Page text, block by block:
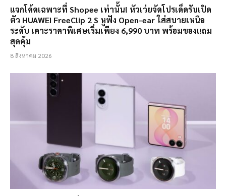
แจกโค้ดเฉพาะที่ Shopee เท่านั้น! หัวเว่ยจัดโปรเด็ดรับเปิด
ตัว HUAWEI FreeClip 2 S หูฟัง Open-ear ใส่สบายเหนือ
ระดับ เคาะราคาพิเศษเริ่มเพียง 6,990 บาท พร้อมของแถม
สุดคุ้ม
8 สิงหาคม 2026